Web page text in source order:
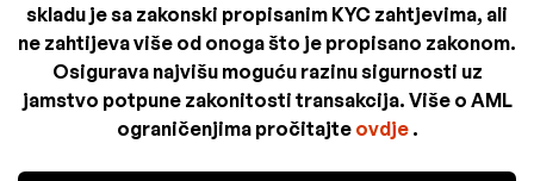
skladu je sa zakonski propisanim KYC zahtjevima, ali
ne zahtijeva više od onoga što je propisano zakonom.
Osigurava najvišu moguću razinu sigurnosti uz
jamstvo potpune zakonitosti transakcija. Više o AML
ograničenjima pročitajte ovdje.